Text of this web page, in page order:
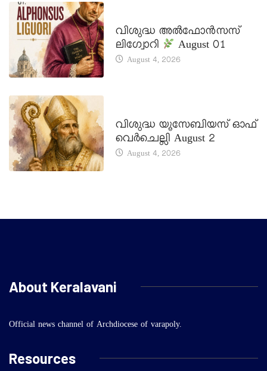
വിശുദ്ധ അൽഫോൻസസ്
ലിഗ്വോറി
August 01
August 4, 2026
വിശുദ്ധ യൂസേബിയസ് ഓഫ്
വെർചെല്ലി August 2
August 4, 2026
About Keralavani
Official news channel of Archdiocese of varapoly.
Resources